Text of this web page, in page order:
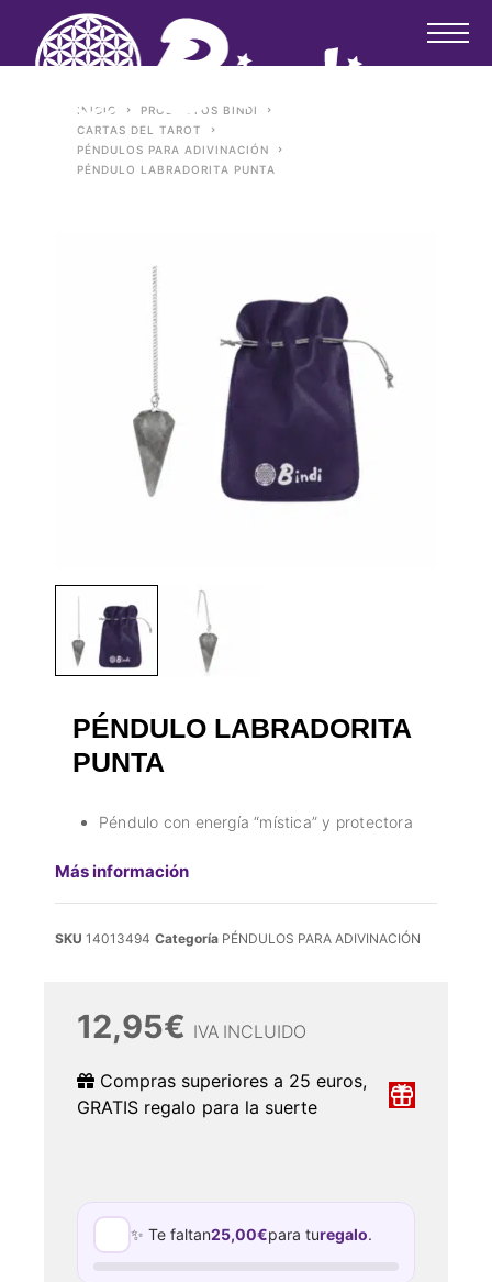
INICIO
PRODUCTOS BINDI
CARTAS DEL TAROT
PÉNDULOS PARA ADIVINACIÓN
PÉNDULO LABRADORITA PUNTA
PÉNDULO LABRADORITA
PUNTA
Péndulo con energía “mística” y protectora
Más información
SKU 14013494 Categoría PÉNDULOS PARA ADIVINACIÓN
12,95€ IVA INCLUIDO
Compras superiores a 25 euros,
GRATIS regalo para la suerte
✨ Te faltan25,00€para turegalo.